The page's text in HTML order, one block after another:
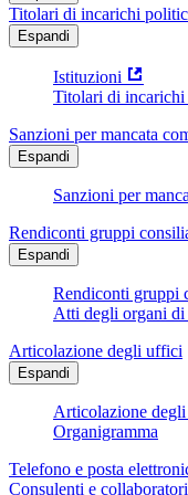
Titolari di incarichi
Espandi
Istituzioni
Titolari di incarichi
Sanzioni per mancata
Espandi
Sanzioni per
Rendiconti gruppi
Espandi
Rendiconti gruppi
Atti degli organi
Articolazione degli uffici
Espandi
Articolazione
Organigramma
Telefono e posta
Consulenti e collaboratori